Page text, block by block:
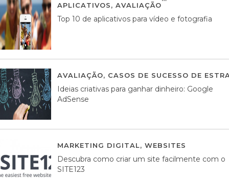
APLICATIVOS, AVALIAÇÃO
Top 10 de aplicativos para vídeo e fotografia
AVALIAÇÃO, CASOS DE SUCESSO DE
Ideias criativas para ganhar dinheiro: Google
AdSense
MARKETING DIGITAL, WEBSITES
Descubra como criar um site facilmente com o
SITE123